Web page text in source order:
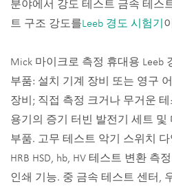
분야에서 강도 테스트 금속 테스
트 구조 강도를Leeb 경도 시험기
Mick 마이크로 측정 휴대용 Leeb
부품: 설치 기계 장비 또는 영구
장비; 직접 측정 크거나 무거운
용기의 증기 터빈 발전기 세트 및
부품. 고무 테스트 악기 스위치 다
HRB HSD, hb, HV 테스트 변환 측
인쇄 기능. 중 금속 테스트 센터,